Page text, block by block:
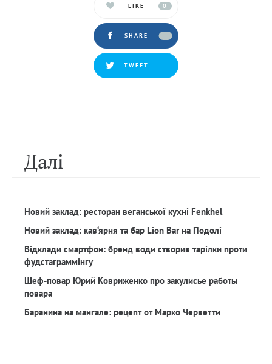
LIKE 0
SHARE
TWEET
Далi
Новий заклад: ресторан веганської кухні Fenkhel
Новий заклад: кав‘ярня та бар Lion Bar на Подолі
Відклади смартфон: бренд води створив тарілки проти
фудстаграммінгу
Шеф-повар Юрий Ковриженко про закулисье работы
повара
Баранина на мангале: рецепт от Марко Черветти